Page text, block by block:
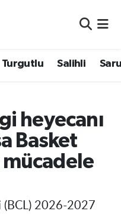
Turgutlu Salihli
heyecanı
Basket
(BCL) 2026-2027
Fikstür